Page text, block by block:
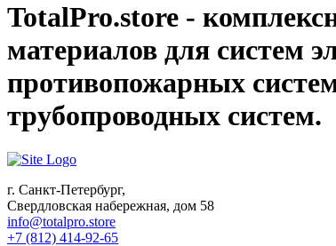
TotalPro.store -
материалов для систем
противопожарных
трубопроводных систем.
г. Санкт-Петербург,
Свердловская набережная, дом 58
info@totalpro.store
+7 (812) 414-92-65